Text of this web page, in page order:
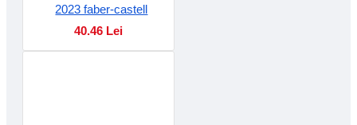
2023 faber-castell
40.46 Lei